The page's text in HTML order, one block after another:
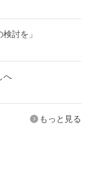
討を」
へ
もっと見る